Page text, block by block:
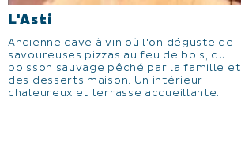
L'Asti
Ancienne cave à vin où l'on déguste de
savoureuses pizzas au feu de bois, du
poisson sauvage pêché par la famille et
des desserts maison. Un intérieur
chaleureux et terrasse accueillante.